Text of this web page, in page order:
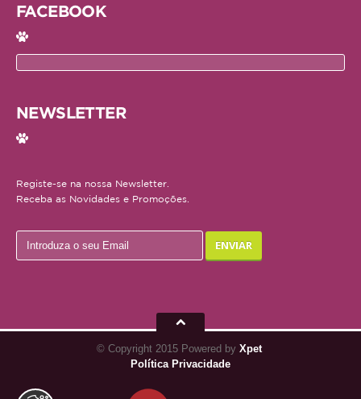
FACEBOOK
NEWSLETTER
Registe-se na nossa Newsletter.
Receba as Novidades e Promoções.
© Copyright 2015 Powered by Xpet
Política Privacidade